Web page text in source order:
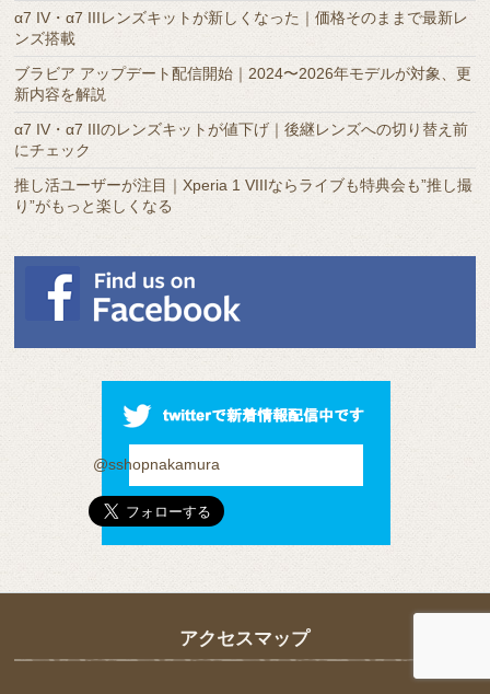
α7 IV・α7 IIIレンズキットが新しくなった｜価格そのままで最新レ
ンズ搭載
ブラビア アップデート配信開始｜2024〜2026年モデルが対象、更
新内容を解説
α7 IV・α7 IIIのレンズキットが値下げ｜後継レンズへの切り替え前
にチェック
推し活ユーザーが注目｜Xperia 1 VIIIならライブも特典会も”推し撮
り”がもっと楽しくなる
@sshopnakamura
アクセスマップ